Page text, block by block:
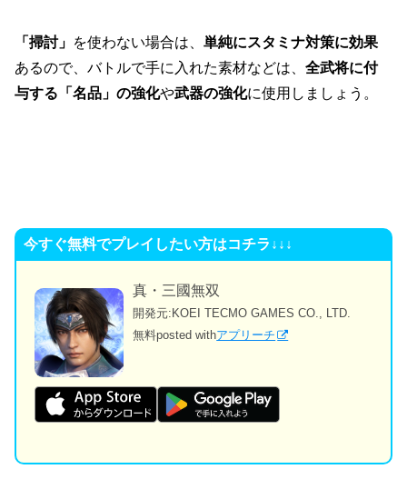
「掃討」 を使わない場合は、単純にスタミナ対策に効果
あるので、バトルで手に入れた素材などは、全武将に付
与する「名品」の強化や武器の強化に使用しましょう。
今すぐ無料でプレイしたい方はコチラ↓↓↓
真・三國無双
開発元: KOEI TECMO GAMES CO., LTD.
無料posted withアプリーチ